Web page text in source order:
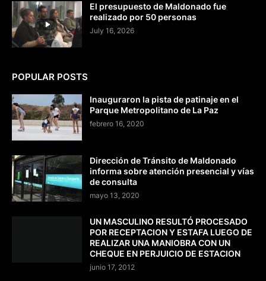
El presupuesto de Maldonado fue
realizado por 50 personas
July 16, 2026
POPULAR POSTS
Inauguraron la pista de patinaje en el
Parque Metropolitano de La Paz
febrero 16, 2020
Dirección de Tránsito de Maldonado
informa sobre atención presencial y vías
de consulta
mayo 13, 2020
UN MASCULINO RESULTÓ PROCESADO
POR RECEPTACION Y ESTAFA LUEGO DE
REALIZAR UNA MANIOBRA CON UN
CHEQUE EN PERJUICIO DE ESTACION
junio 17, 2012